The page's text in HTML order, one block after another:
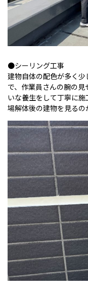
●シーリング工事
建物自体の配色が多く
で、作業員さんの腕の
いな養生をして丁寧に
場解体後の建物を見るの